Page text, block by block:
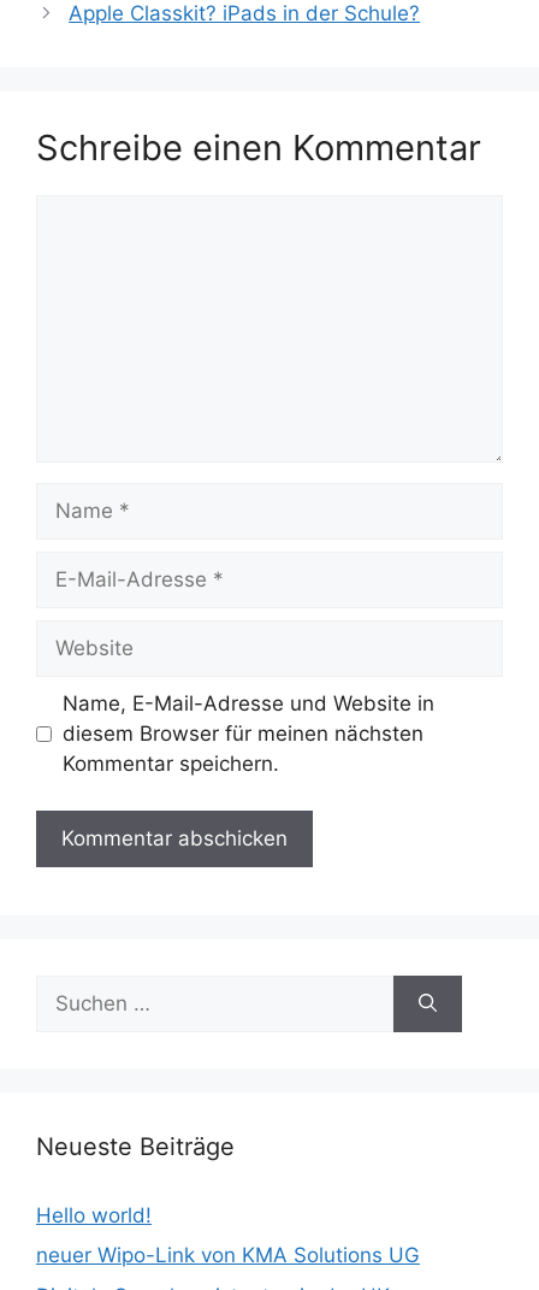
Apple Classkit? iPads in der Schule?
Schreibe einen Kommentar
Name
Website
Name, E-Mail-Adresse und Website in
diesem Browser für meinen nächsten
Kommentar speichern.
nach:
Neueste Beiträge
Hello world!
neuer Wipo-Link von KMA Solutions UG